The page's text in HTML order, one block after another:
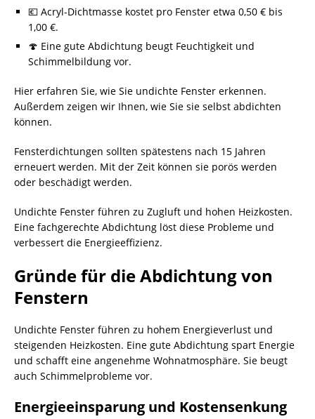
💶 Acryl-Dichtmasse kostet pro Fenster etwa 0,50 € bis
1,00 €.
🍄 Eine gute Abdichtung beugt Feuchtigkeit und
Schimmelbildung vor.
Hier erfahren Sie, wie Sie undichte Fenster erkennen.
Außerdem zeigen wir Ihnen, wie Sie sie selbst abdichten
können.
Fensterdichtungen sollten spätestens nach 15 Jahren
erneuert werden. Mit der Zeit können sie porös werden
oder beschädigt werden.
Undichte Fenster führen zu Zugluft und hohen Heizkosten.
Eine fachgerechte Abdichtung löst diese Probleme und
verbessert die Energieeffizienz.
Gründe für die Abdichtung von
Fenstern
Undichte Fenster führen zu hohem Energieverlust und
steigenden Heizkosten. Eine gute Abdichtung spart Energie
und schafft eine angenehme Wohnatmosphäre. Sie beugt
auch Schimmelprobleme vor.
Energieeinsparung und Kostensenkung